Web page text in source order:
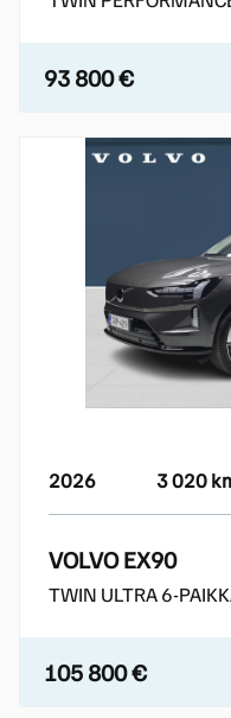
93 800 €
2026 3 020
VOLVO EX90
TWIN ULTRA 6-
105 800 €